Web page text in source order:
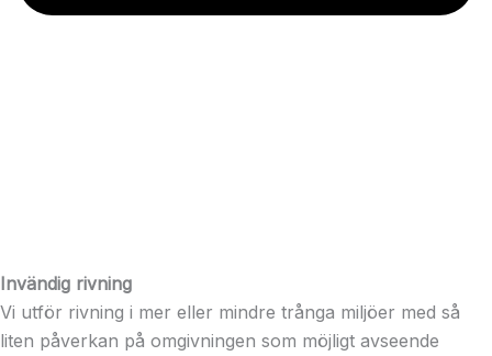
Invändig rivning
Vi utför rivning i mer eller mindre trånga miljöer med så
liten påverkan på omgivningen som möjligt avseende